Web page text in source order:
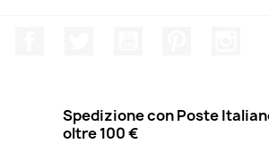
Spedizione con Poste
oltre 100 €